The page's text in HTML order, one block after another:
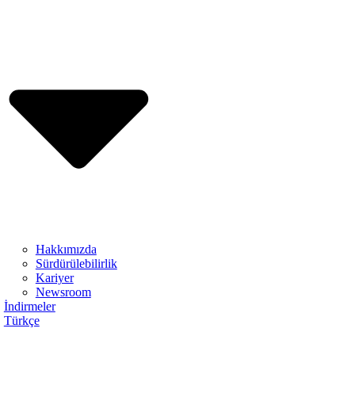
Hakkımızda
Sürdürülebilirlik
Kariyer
Newsroom
İndirmeler
Türkçe